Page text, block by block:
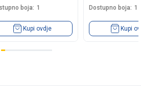
boja: 1
Kupi ovdje
Dostupno boja: 1
Kupi